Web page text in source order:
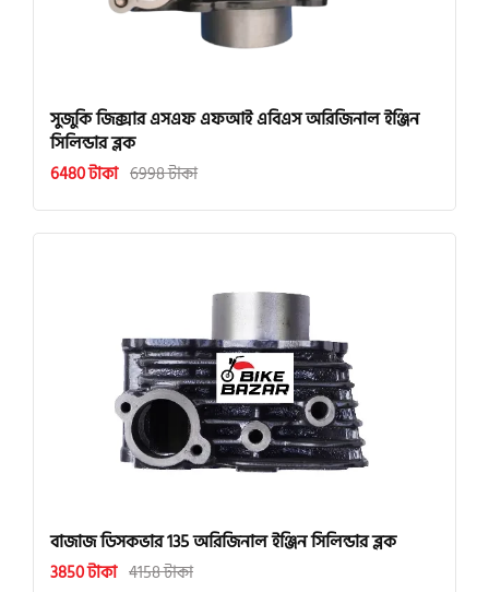
সুজুকি জিক্সার এসএফ এফআই এবিএস অরিজিনাল ইঞ্জিন
সিলিন্ডার ব্লক
6480 টাকা 6998 টাকা
বাজাজ ডিসকভার 135 অরিজিনাল ইঞ্জিন সিলিন্ডার ব্লক
3850 টাকা 4158 টাকা